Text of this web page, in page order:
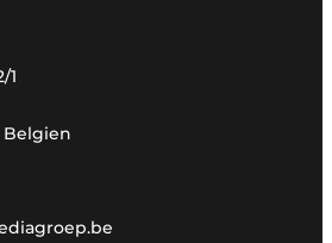
1
Belgien